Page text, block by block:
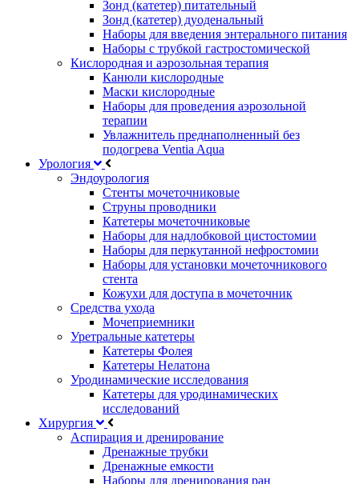
Зонд (катетер) питательный
Зонд (катетер) дуоденальный
Наборы для введения энтерального питания
Наборы с трубкой гастростомической
Кислородная и аэрозольная терапия
Канюли кислородные
Маски кислородные
Наборы для проведения аэрозольной
терапии
Увлажнитель преднаполненный без
подогрева Ventia Aqua
Урология
Эндоурология
Стенты мочеточниковые
Струны проводники
Катетеры мочеточниковые
Наборы для надлобковой цистостомии
Наборы для перкутанной нефростомии
Наборы для установки мочеточникового
стента
Кожухи для доступа в мочеточник
Средства ухода
Мочеприемники
Уретральные катетеры
Катетеры Фолея
Катетеры Нелатона
Уродинамические исследования
Катетеры для уродинамических
исследований
Хирургия
Аспирация и дренирование
Дренажные трубки
Дренажные емкости
Наборы для дренирования ран